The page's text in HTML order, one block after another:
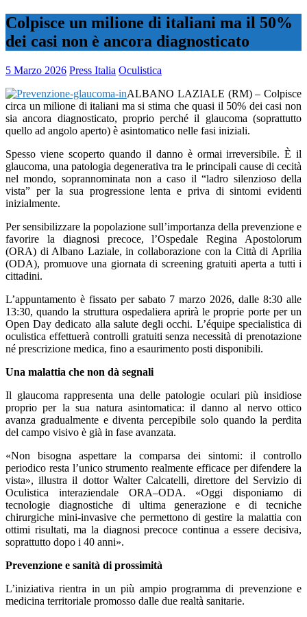
Colpisce un milione di italiani ma il 50%
dei casi non è ancora diagnosticato
5 Marzo 2026 Press Italia Oculistica
ALBANO LAZIALE (RM) – Colpisce
circa un milione di italiani ma si stima che quasi il 50% dei casi non
sia ancora diagnosticato, proprio perché il glaucoma (soprattutto
quello ad angolo aperto) è asintomatico nelle fasi iniziali.
Spesso viene scoperto quando il danno è ormai irreversibile. È il
glaucoma, una patologia degenerativa tra le principali cause di cecità
nel mondo, soprannominata non a caso il “ladro silenzioso della
vista” per la sua progressione lenta e priva di sintomi evidenti
inizialmente.
Per sensibilizzare la popolazione sull’importanza della prevenzione e
favorire la diagnosi precoce, l’Ospedale Regina Apostolorum
(ORA) di Albano Laziale, in collaborazione con la Città di Aprilia
(ODA), promuove una giornata di screening gratuiti aperta a tutti i
cittadini.
L’appuntamento è fissato per sabato 7 marzo 2026, dalle 8:30 alle
13:30, quando la struttura ospedaliera aprirà le proprie porte per un
Open Day dedicato alla salute degli occhi. L’équipe specialistica di
oculistica effettuerà controlli gratuiti senza necessità di prenotazione
né prescrizione medica, fino a esaurimento posti disponibili.
Una malattia che non dà segnali
Il glaucoma rappresenta una delle patologie oculari più insidiose
proprio per la sua natura asintomatica: il danno al nervo ottico
avanza gradualmente e diventa percepibile solo quando la perdita
del campo visivo è già in fase avanzata.
«Non bisogna aspettare la comparsa dei sintomi: il controllo
periodico resta l’unico strumento realmente efficace per difendere la
vista», illustra il dottor Walter Calcatelli, direttore del Servizio di
Oculistica interaziendale ORA–ODA. «Oggi disponiamo di
tecnologie diagnostiche di ultima generazione e di tecniche
chirurgiche mini-invasive che permettono di gestire la malattia con
ottimi risultati, ma la diagnosi precoce continua a essere decisiva,
soprattutto dopo i 40 anni».
Prevenzione e sanità di prossimità
L’iniziativa rientra in un più ampio programma di prevenzione e
medicina territoriale promosso dalle due realtà sanitarie.